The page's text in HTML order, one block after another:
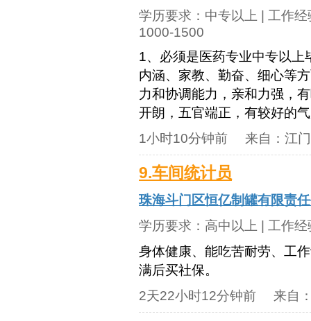
学历要求： 中专以上 | 工作
1000-1500
1、必须是医药专业中专以
内涵、家教、勤奋、细心等
力和协调能力，亲和力强，
开朗，五官端正，有较好的
1小时10分钟前 来自： 江
9.车间统计员
珠海斗门区恒亿制罐有限责
学历要求： 高中以上 | 工作
身体健康、能吃苦耐劳、工
满后买社保。
2天22小时12分钟前 来自